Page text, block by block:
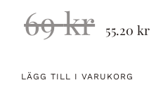
69kr 55.20 kr
LÄGG TILL I VARUKORG